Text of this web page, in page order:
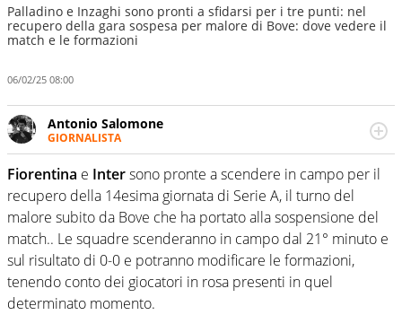
Palladino e Inzaghi sono pronti a sfidarsi per i tre punti: nel
recupero della gara sospesa per malore di Bove: dove vedere il
match e le formazioni
06/02/25 08:00
Antonio Salomone
GIORNALISTA
Giornalista pubblicista. Lo affascinano, da sempre, le
categorie minori e i talenti in erba. Ha fiuto per la notizia
e per gli emergenti. Calcio, basket, motori: ci pensa lui
Fiorentina e Intersono pronte a scendere in campo per il
recupero della 14esima giornata di Serie A, il turno del
malore subito da Bove che ha portato alla sospensione del
match.. Le squadre scenderanno in campo dal 21° minuto e
sul risultato di 0-0 e potranno modificare le formazioni,
tenendo conto dei giocatori in rosa presenti in quel
determinato momento.